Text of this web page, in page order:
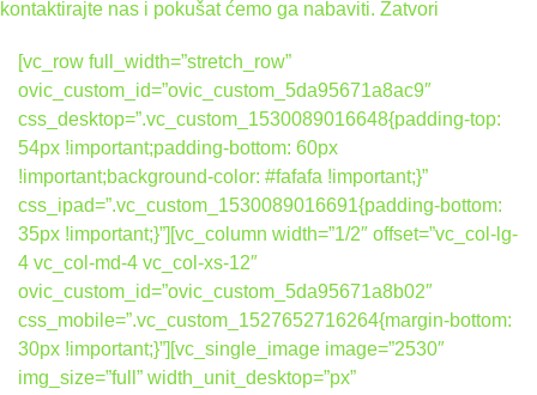
kontaktirajte nas i pokušat ćemo ga nabaviti. Zatvori
[vc_row full_width=”stretch_row”
ovic_custom_id=”ovic_custom_5da95671a8ac9″
css_desktop=”.vc_custom_1530089016648{padding-top:
54px !important;padding-bottom: 60px
!important;background-color: #fafafa !important;}”
css_ipad=”.vc_custom_1530089016691{padding-bottom:
35px !important;}”][vc_column width=”1/2″ offset=”vc_col-lg-
4 vc_col-md-4 vc_col-xs-12″
ovic_custom_id=”ovic_custom_5da95671a8b02″
css_mobile=”.vc_custom_1527652716264{margin-bottom:
30px !important;}”][vc_single_image image=”2530″
img_size=”full” width_unit_desktop=”px”